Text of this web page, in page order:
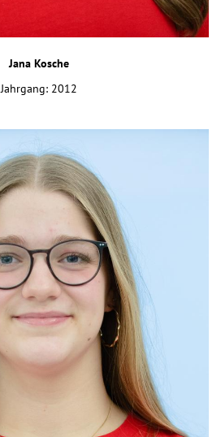
Jana Kosche
Jahrgang: 2012